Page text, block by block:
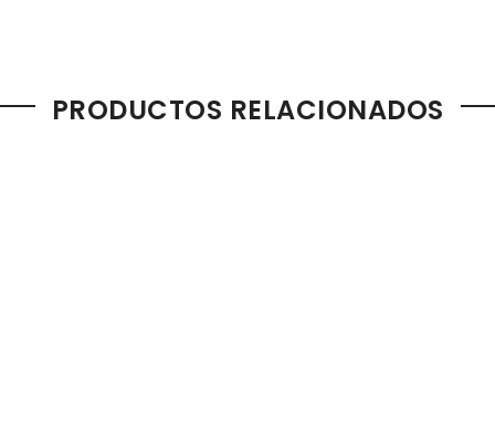
PRODUCTOS RELACIONADOS